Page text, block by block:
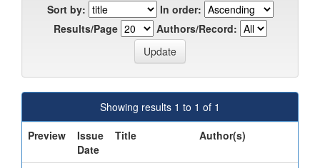
Sort by:
In order:
Results/Page
Authors/Record:
Showing results 1 to 1 of 1
Preview
Issue
Date
Title Author(s)